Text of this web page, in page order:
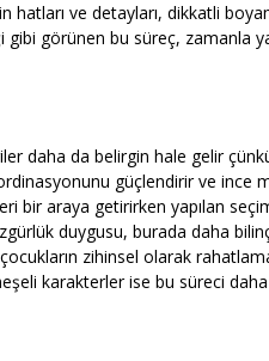
ve detayları, dikkatli
görünen bu süreç, zamanla
daha da belirgin hale gelir
güçlendirir ve ince
bir araya getirirken yapılan
duygusu, burada daha
zihinsel olarak
karakterler ise bu süreci